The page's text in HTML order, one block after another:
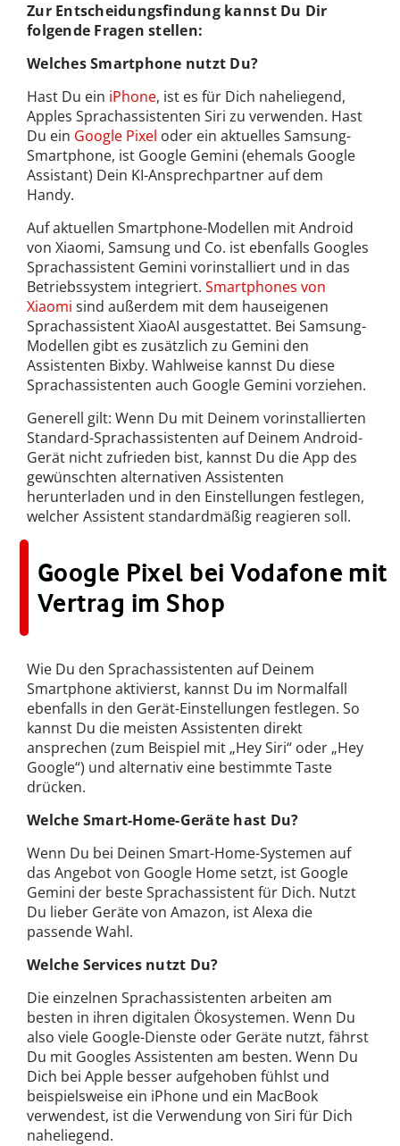
Zur Entscheidungsfindung kannst Du Dir
folgende Fragen stellen:
Welches Smartphone nutzt Du?
Hast Du ein iPhone, ist es für Dich naheliegend,
Apples Sprachassistenten Siri zu verwenden. Hast
Du ein Google Pixel oder ein aktuelles Samsung-
Smartphone, ist Google Gemini (ehemals Google
Assistant) Dein KI-Ansprechpartner auf dem
Handy.
Auf aktuellen Smartphone-Modellen mit Android
von Xiaomi, Samsung und Co. ist ebenfalls Googles
Sprachassistent Gemini vorinstalliert und in das
Betriebssystem integriert. Smartphones von
Xiaomi sind außerdem mit dem hauseigenen
Sprachassistent XiaoAI ausgestattet. Bei Samsung-
Modellen gibt es zusätzlich zu Gemini den
Assistenten Bixby. Wahlweise kannst Du diese
Sprachassistenten auch Google Gemini vorziehen.
Generell gilt: Wenn Du mit Deinem vorinstallierten
Standard-Sprachassistenten auf Deinem Android-
Gerät nicht zufrieden bist, kannst Du die App des
gewünschten alternativen Assistenten
herunterladen und in den Einstellungen festlegen,
welcher Assistent standardmäßig reagieren soll.
Google Pixel bei Vodafone mit
Vertrag im Shop
Wie Du den Sprachassistenten auf Deinem
Smartphone aktivierst, kannst Du im Normalfall
ebenfalls in den Gerät-Einstellungen festlegen. So
kannst Du die meisten Assistenten direkt
ansprechen (zum Beispiel mit „Hey Siri“ oder „Hey
Google“) und alternativ eine bestimmte Taste
drücken.
Welche Smart-Home-Geräte hast Du?
Wenn Du bei Deinen Smart-Home-Systemen auf
das Angebot von Google Home setzt, ist Google
Gemini der beste Sprachassistent für Dich. Nutzt
Du lieber Geräte von Amazon, ist Alexa die
passende Wahl.
Welche Services nutzt Du?
Die einzelnen Sprachassistenten arbeiten am
besten in ihren digitalen Ökosystemen. Wenn Du
also viele Google-Dienste oder Geräte nutzt, fährst
Du mit Googles Assistenten am besten. Wenn Du
Dich bei Apple besser aufgehoben fühlst und
beispielsweise ein iPhone und ein MacBook
verwendest, ist die Verwendung von Siri für Dich
naheliegend.